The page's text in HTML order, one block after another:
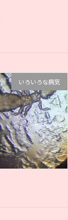
いろいろな病気